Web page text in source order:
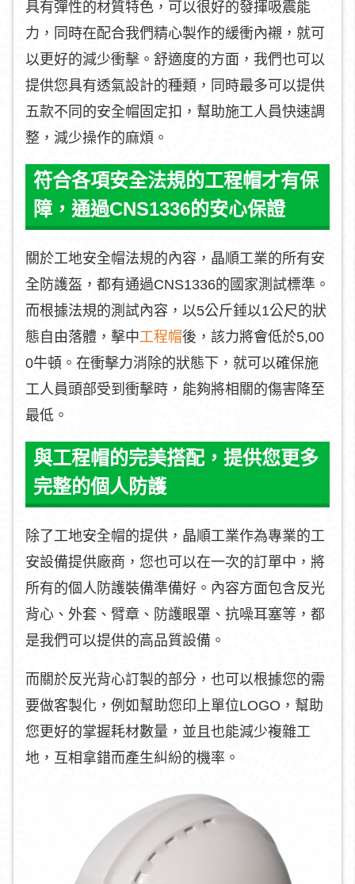
具有彈性的材質特色，可以很好的發揮吸震能
力，同時在配合我們精心製作的緩衝內襯，就可
以更好的減少衝擊。舒適度的方面，我們也可以
提供您具有透氣設計的種類，同時最多可以提供
五款不同的安全帽固定扣，幫助施工人員快速調
整，減少操作的麻煩。
符合各項安全法規的工程帽才有保
障，通過CNS1336的安心保證
關於工地安全帽法規的內容，晶順工業的所有安
全防護盔，都有通過CNS1336的國家測試標準。
而根據法規的測試內容，以5公斤錘以1公尺的狀
態自由落體，擊中工程帽後，該力將會低於5,00
0牛頓。在衝擊力消除的狀態下，就可以確保施
工人員頭部受到衝擊時，能夠將相關的傷害降至
最低。
與工程帽的完美搭配，提供您更多
完整的個人防護
除了工地安全帽的提供，晶順工業作為專業的工
安設備提供廠商，您也可以在一次的訂單中，將
所有的個人防護裝備準備好。內容方面包含反光
背心、外套、臂章、防護眼罩、抗噪耳塞等，都
是我們可以提供的高品質設備。
而關於反光背心訂製的部分，也可以根據您的需
要做客製化，例如幫助您印上單位LOGO，幫助
您更好的掌握耗材數量，並且也能減少複雜工
地，互相拿錯而產生糾紛的機率。